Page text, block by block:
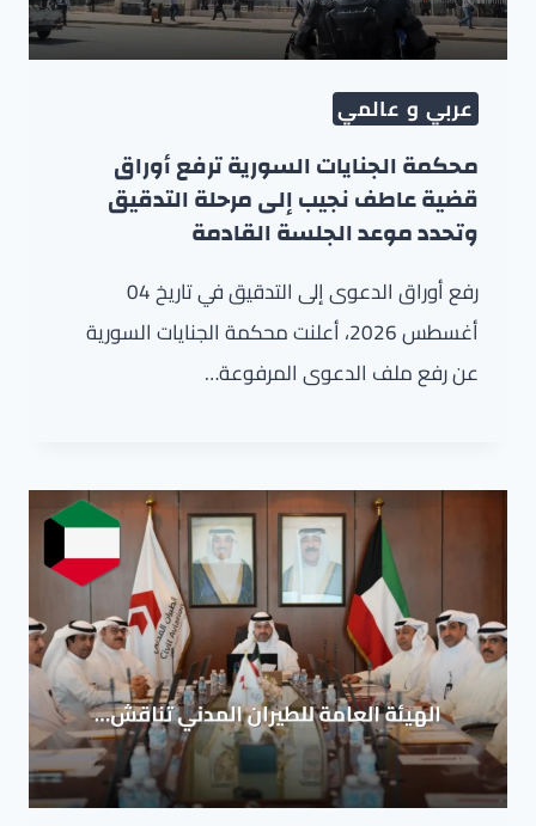
عربي و عالمي
محكمة الجنايات السورية ترفع أوراق
قضية عاطف نجيب إلى مرحلة التدقيق
وتحدد موعد الجلسة القادمة
رفع أوراق الدعوى إلى التدقيق في تاريخ 04
أغسطس 2026، أعلنت محكمة الجنايات السورية
عن رفع ملف الدعوى المرفوعة…